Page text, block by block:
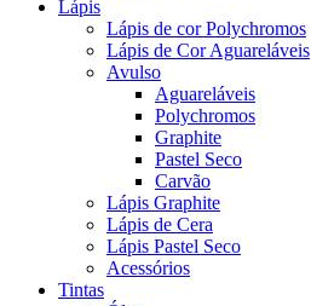
Lápis
Lápis de cor Polychromos
Lápis de Cor Aguareláveis
Avulso
Aguareláveis
Polychromos
Graphite
Pastel Seco
Carvão
Lápis Graphite
Lápis de Cera
Lápis Pastel Seco
Acessórios
Tintas